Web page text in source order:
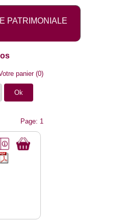
PATRIMONIALE
panier(0)
Page: 1